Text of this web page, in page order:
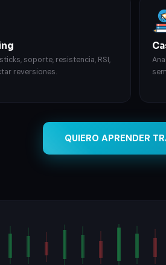
soporte, resistencia, RSI,
reversiones.
QUIERO APRENDER